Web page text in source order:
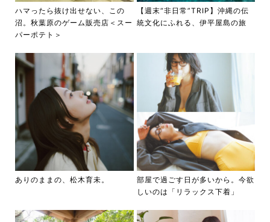
ハマったら抜け出せない、この
沼。秋葉原のゲーム販売店＜スー
パーポテト＞
【週末“非日常”TRIP】沖縄の伝
統文化にふれる、伊平屋島の旅
ありのままの、松木育未。
部屋で過ごす日が多いから。今欲
しいのは「リラックス下着」